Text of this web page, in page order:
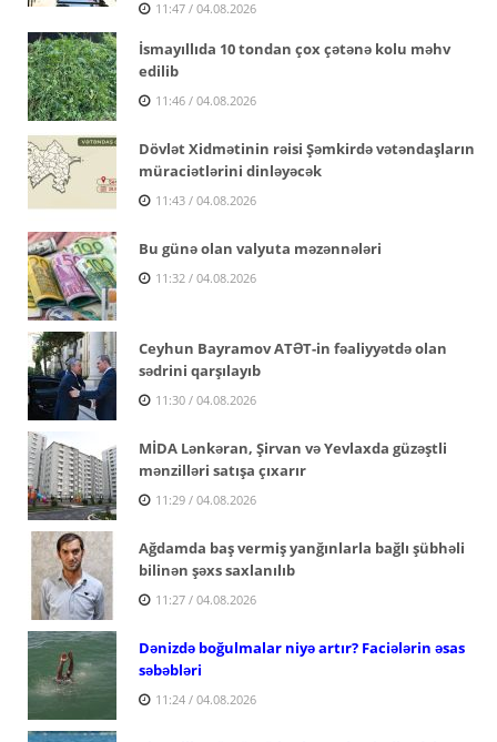
11:47 / 04.08.2026
İsmayıllıda 10 tondan çox çətənə kolu məhv
edilib
11:46 / 04.08.2026
Dövlət Xidmətinin rəisi Şəmkirdə vətəndaşların
müraciətlərini dinləyəcək
11:43 / 04.08.2026
Bu günə olan valyuta məzənnələri
11:32 / 04.08.2026
Ceyhun Bayramov ATƏT-in fəaliyyətdə olan
sədrini qarşılayıb
11:30 / 04.08.2026
MİDA Lənkəran, Şirvan və Yevlaxda güzəştli
mənzilləri satışa çıxarır
11:29 / 04.08.2026
Ağdamda baş vermiş yanğınlarla bağlı şübhəli
bilinən şəxs saxlanılıb
11:27 / 04.08.2026
Dənizdə boğulmalar niyə artır? Faciələrin əsas
səbəbləri
11:24 / 04.08.2026